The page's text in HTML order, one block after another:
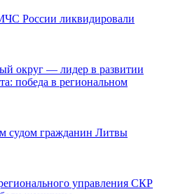
России ликвидировали
округ — лидер в развитии
победа в региональном
судом гражданин Литвы
управления СКР